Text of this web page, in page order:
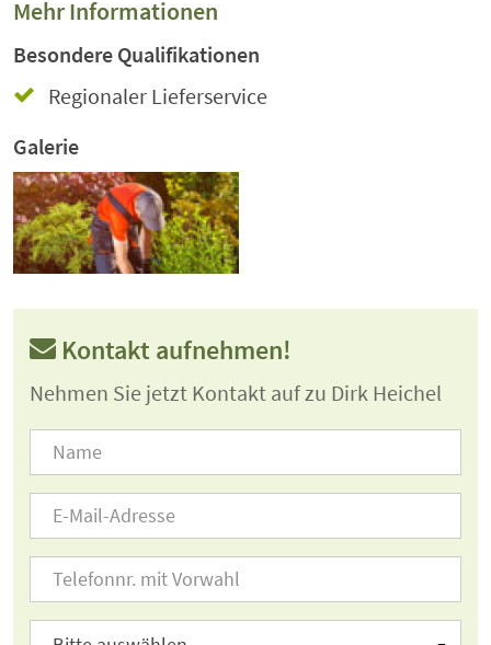
Mehr Informationen
Besondere Qualifikationen
Regionaler Lieferservice
Galerie
Kontakt aufnehmen!
Nehmen Sie jetzt Kontakt auf zu Dirk Heichel